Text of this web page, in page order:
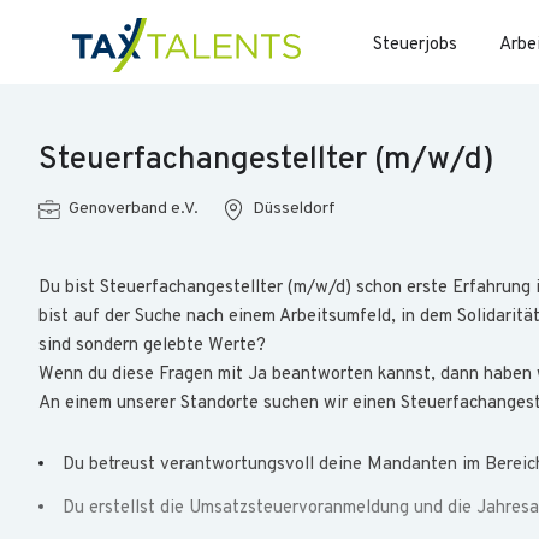
Steuerjobs
Steuerfachangestellter (m/w/d)
Genoverband e.V. Düsseldorf
Du bist Steuerfachangestellter (m/w/d) schon erste
bist auf der Suche nach einem Arbeitsumfeld, in dem
sind sondern gelebte Werte?
Wenn du diese Fragen mit Ja beantworten kannst, dann
An einem unserer Standorte suchen wir einen
Du betreust verantwortungsvoll deine Mandanten im
Du erstellst die Umsatzsteuervoranmeldung und die